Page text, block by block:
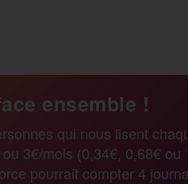
i
t
a
i
s
s e
ensemble !
qui nous lisent
3€/mois (0,34€, 0,68€
pourrait compter 4